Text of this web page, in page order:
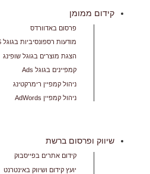
קידום ממומן
פרסום באדוורדס
מודעות רספונסיביות בגוגל ADS
הצגת מוצרים בגוגל שופינג
קמפיינים בגוגל Ads
ניהול קמפיין רימרקטינג
ניהול קמפיין AdWords
שיווק ופרסום ברשת
קידום אתרים בפייסבוק
יועץ קידום ושיווק באינטרנט